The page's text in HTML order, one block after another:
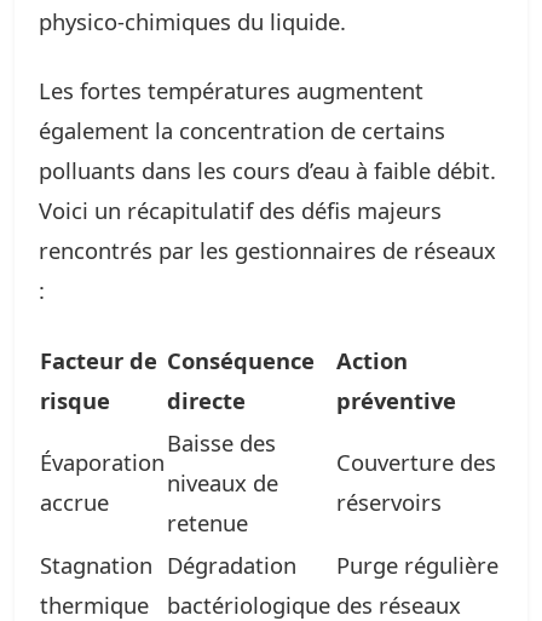
physico-chimiques du liquide.
Les fortes températures augmentent
également la concentration de certains
polluants dans les cours d’eau à faible débit.
Voici un récapitulatif des défis majeurs
rencontrés par les gestionnaires de réseaux
:
Facteur de
risque
Conséquence
directe
Action
préventive
Évaporation
accrue
Baisse des
niveaux de
retenue
Couverture des
réservoirs
Stagnation
thermique
Dégradation
bactériologique
Purge régulière
des réseaux